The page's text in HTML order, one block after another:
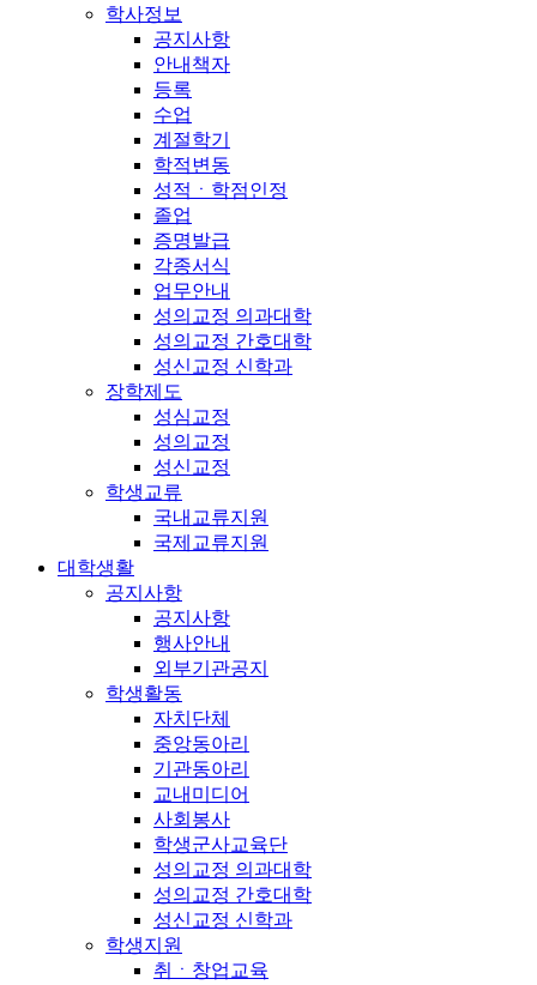
학사정보
공지사항
안내책자
등록
수업
계절학기
학적변동
성적ㆍ학점인정
졸업
증명발급
각종서식
업무안내
성의교정 의과대학
성의교정 간호대학
성신교정 신학과
장학제도
성심교정
성의교정
성신교정
학생교류
국내교류지원
국제교류지원
대학생활
공지사항
공지사항
행사안내
외부기관공지
학생활동
자치단체
중앙동아리
기관동아리
교내미디어
사회봉사
학생군사교육단
성의교정 의과대학
성의교정 간호대학
성신교정 신학과
학생지원
취ㆍ창업교육